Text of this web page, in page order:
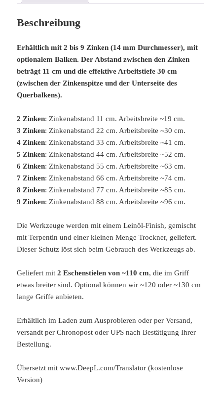
Zinken
Beschreibung
Erhältlich mit 2 bis 9 Zinken (14 mm Durchmesser), mit
optionalem Balken. Der Abstand zwischen den Zinken
beträgt 11 cm und die effektive Arbeitstiefe 30 cm
(zwischen der Zinkenspitze und der Unterseite des
Querbalkens).
2 Zinken: Zinkenabstand 11 cm. Arbeitsbreite ~19 cm.
3 Zinken: Zinkenabstand 22 cm. Arbeitsbreite ~30 cm.
4 Zinken: Zinkenabstand 33 cm. Arbeitsbreite ~41 cm.
5 Zinken: Zinkenabstand 44 cm. Arbeitsbreite ~52 cm.
6 Zinken: Zinkenabstand 55 cm. Arbeitsbreite ~63 cm.
7 Zinken: Zinkenabstand 66 cm. Arbeitsbreite ~74 cm.
8 Zinken: Zinkenabstand 77 cm. Arbeitsbreite ~85 cm.
9 Zinken: Zinkenabstand 88 cm. Arbeitsbreite ~96 cm.
Die Werkzeuge werden mit einem Leinöl-Finish, gemischt
mit Terpentin und einer kleinen Menge Trockner, geliefert.
Dieser Schutz löst sich beim Gebrauch des Werkzeugs ab.
Geliefert mit2 Eschenstielen von ~110 cm, die im Griff
etwas breiter sind. Optional können wir ~120 oder ~130 cm
lange Griffe anbieten.
Erhältlich im Laden zum Ausprobieren oder per Versand,
versandt per Chronopost oder UPS nach Bestätigung Ihrer
Bestellung.
Übersetzt mit www.DeepL.com/Translator (kostenlose
Version)